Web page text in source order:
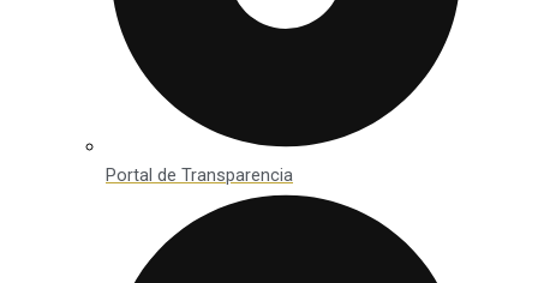
Portal de Transparencia